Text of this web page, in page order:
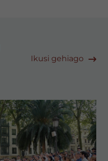
Ikusi gehiago